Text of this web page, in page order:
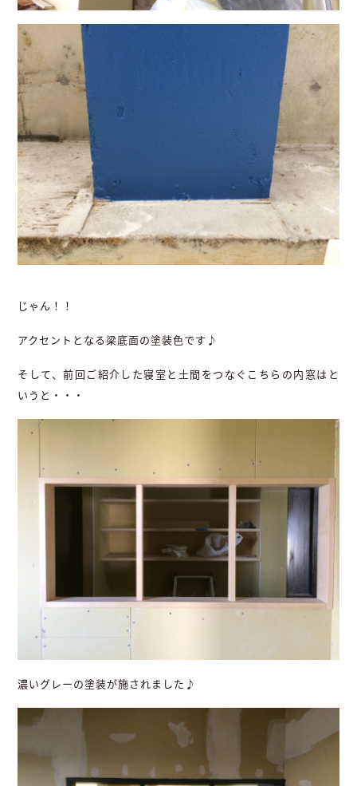
じゃん！！
アクセントとなる梁底面の塗装色です♪
そして、前回ご紹介した寝室と土間をつなぐこちらの内窓はと
いうと・・・
濃いグレーの塗装が施されました♪